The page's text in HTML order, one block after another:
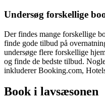
Undersøg forskellige
Der findes mange forskellige
finde gode tilbud på
undersøge flere forskellige
og finde de bedste tilbud.
inkluderer Booking.com,
Book i lavsæsonen